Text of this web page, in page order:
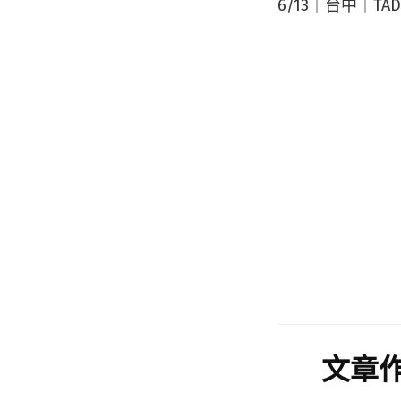
6/13｜台中｜
文章